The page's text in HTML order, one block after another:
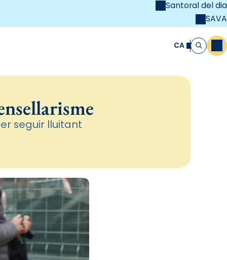
Santoral del dia
SAVA
Cristiana CA Cerca
seguir lluitant